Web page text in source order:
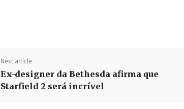
Next article
Ex-designer da Bethesda afirma que
Starfield 2 será incrível